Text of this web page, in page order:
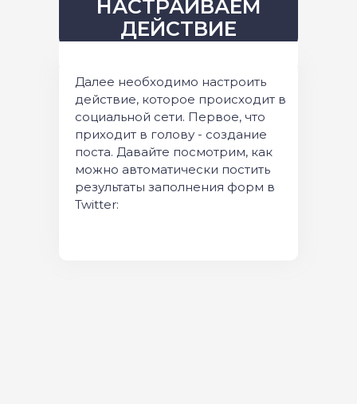
НАСТРАИВАЕМ
ДЕЙСТВИЕ
Далее необходимо настроить
действие, которое происходит в
социальной сети. Первое, что
приходит в голову - создание
поста. Давайте посмотрим, как
можно автоматически постить
результаты заполнения форм в
Twitter: